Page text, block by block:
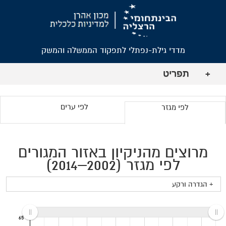
מדדי גילת-נפתלי לתפקוד הממשלה והמשק
+ תפריט
לפי מגזר לפי ערים
מרוצים מהניקיון באזור המגורים
לפי מגזר (2002–2014)
+ הגדרה ורקע
65